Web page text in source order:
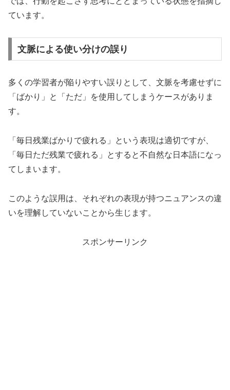
ています。
文脈による使い分けの誤り
多くの学習者が陥りやすい誤りとして、文脈を考慮せずに
「ばかり」と「ただ」を使用してしまうケースがありま
す。
「毎日残業ばかりで疲れる」という表現は適切ですが、
「毎日ただ残業で疲れる」とすると不自然な日本語になっ
てしまいます。
このような誤用は、それぞれの表現が持つニュアンスの違
いを理解していないことから生じます。
スポンサーリンク